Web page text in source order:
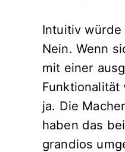
Intuitiv
Nein. Wenn
mit einer
ja. Die
haben das
grandios